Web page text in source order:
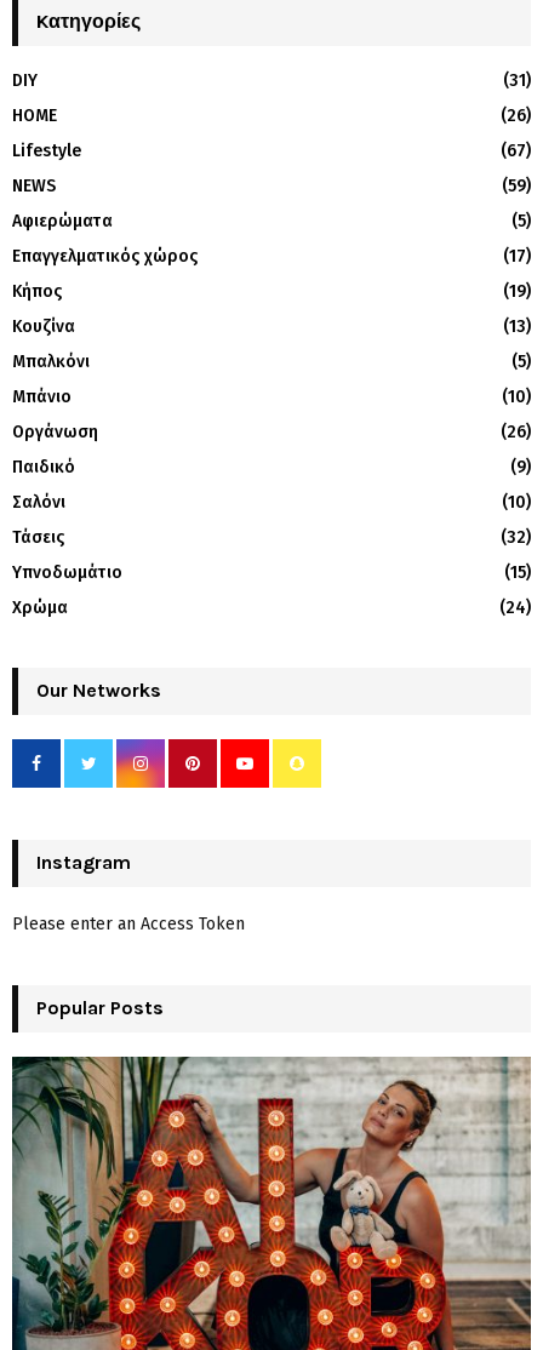
Kατηγορίες
DIY
(31)
HOME
(26)
Lifestyle
(67)
NEWS
(59)
Αφιερώματα
(5)
Επαγγελματικός χώρος
(17)
Κήπος
(19)
Κουζίνα
(13)
Μπαλκόνι
(5)
Μπάνιο
(10)
Οργάνωση
(26)
Παιδικό
(9)
Σαλόνι
(10)
Τάσεις
(32)
Υπνοδωμάτιο
(15)
Χρώμα
(24)
Our Networks
Instagram
Please enter an Access Token
Popular Posts